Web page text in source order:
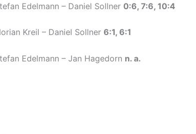
Edelmann – Daniel Sollner 0:6, 7:6, 10:4
Kreil – Daniel Sollner 6:1, 6:1
Edelmann – Jan Hagedorn n. a.